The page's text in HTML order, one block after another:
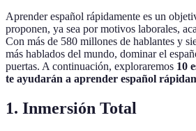
Aprender español rápidamente es un
proponen, ya sea por motivos laborales,
Con más de 580 millones de hablantes y
más hablados del mundo, dominar el
puertas. A continuación, exploraremos 10
te ayudarán a aprender español
1. Inmersión Total